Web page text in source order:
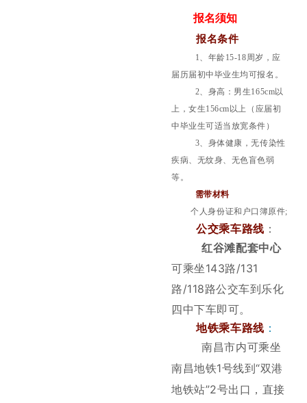
报名须知
报名条件
1、年龄15-18周岁，应
届历届初中毕业生均可报名。
2、身高：男生165cm以
上，女生156cm以上（应届初
中毕业生可适当放宽条件）
3、身体健康，无传染性
疾病、无纹身、无色盲色弱
等。
需带材料
个人身份证和户口簿原件;
公交乘车路线 ：
红谷滩配套中心
可乘坐143路/131
路/118路公交车到乐化
四中下车即可。
地铁乘车路线 ：
南昌市内可乘坐
南昌地铁1号线到“双港
地铁站”2号出口，直接